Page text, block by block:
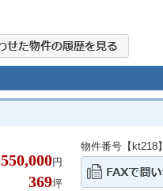
550,000円
369坪
物件番号【kt218】